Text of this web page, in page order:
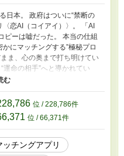
日本。 政府はついに“禁断の
恋AI（コイアイ）〉。 「AI
ーは嘘だった。 本当の仕組
にマッチングする”極秘プロ
ま、心の奥まで打ち明けてい
運命の相手”へと導かれてい
・晴人。 就活に失敗し続
人は、AIを信じて登録した。
る価値観。 惹かれてはいけ
がて運営は“偶然の出会い”を
で晴人は思う。 ――「この
晴人くんって……AIの彼氏と
かない。 相手の中身が、
に。 秘密、すれ違い、確信、
位 / 228,786件
位 / 66,371件
ッチングアプリ